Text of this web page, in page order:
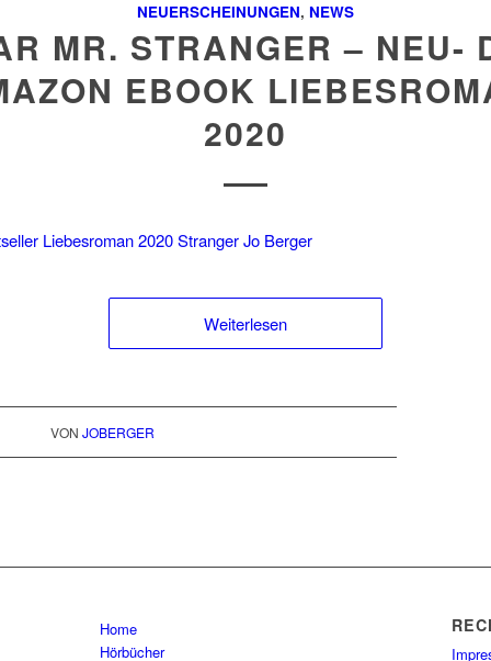
NEUERSCHEINUNGEN, NEWS
MR. STRANGER – NEU-
EBOOK
2020
Weiterlesen
VON JOBERGER
Home
Hörbücher